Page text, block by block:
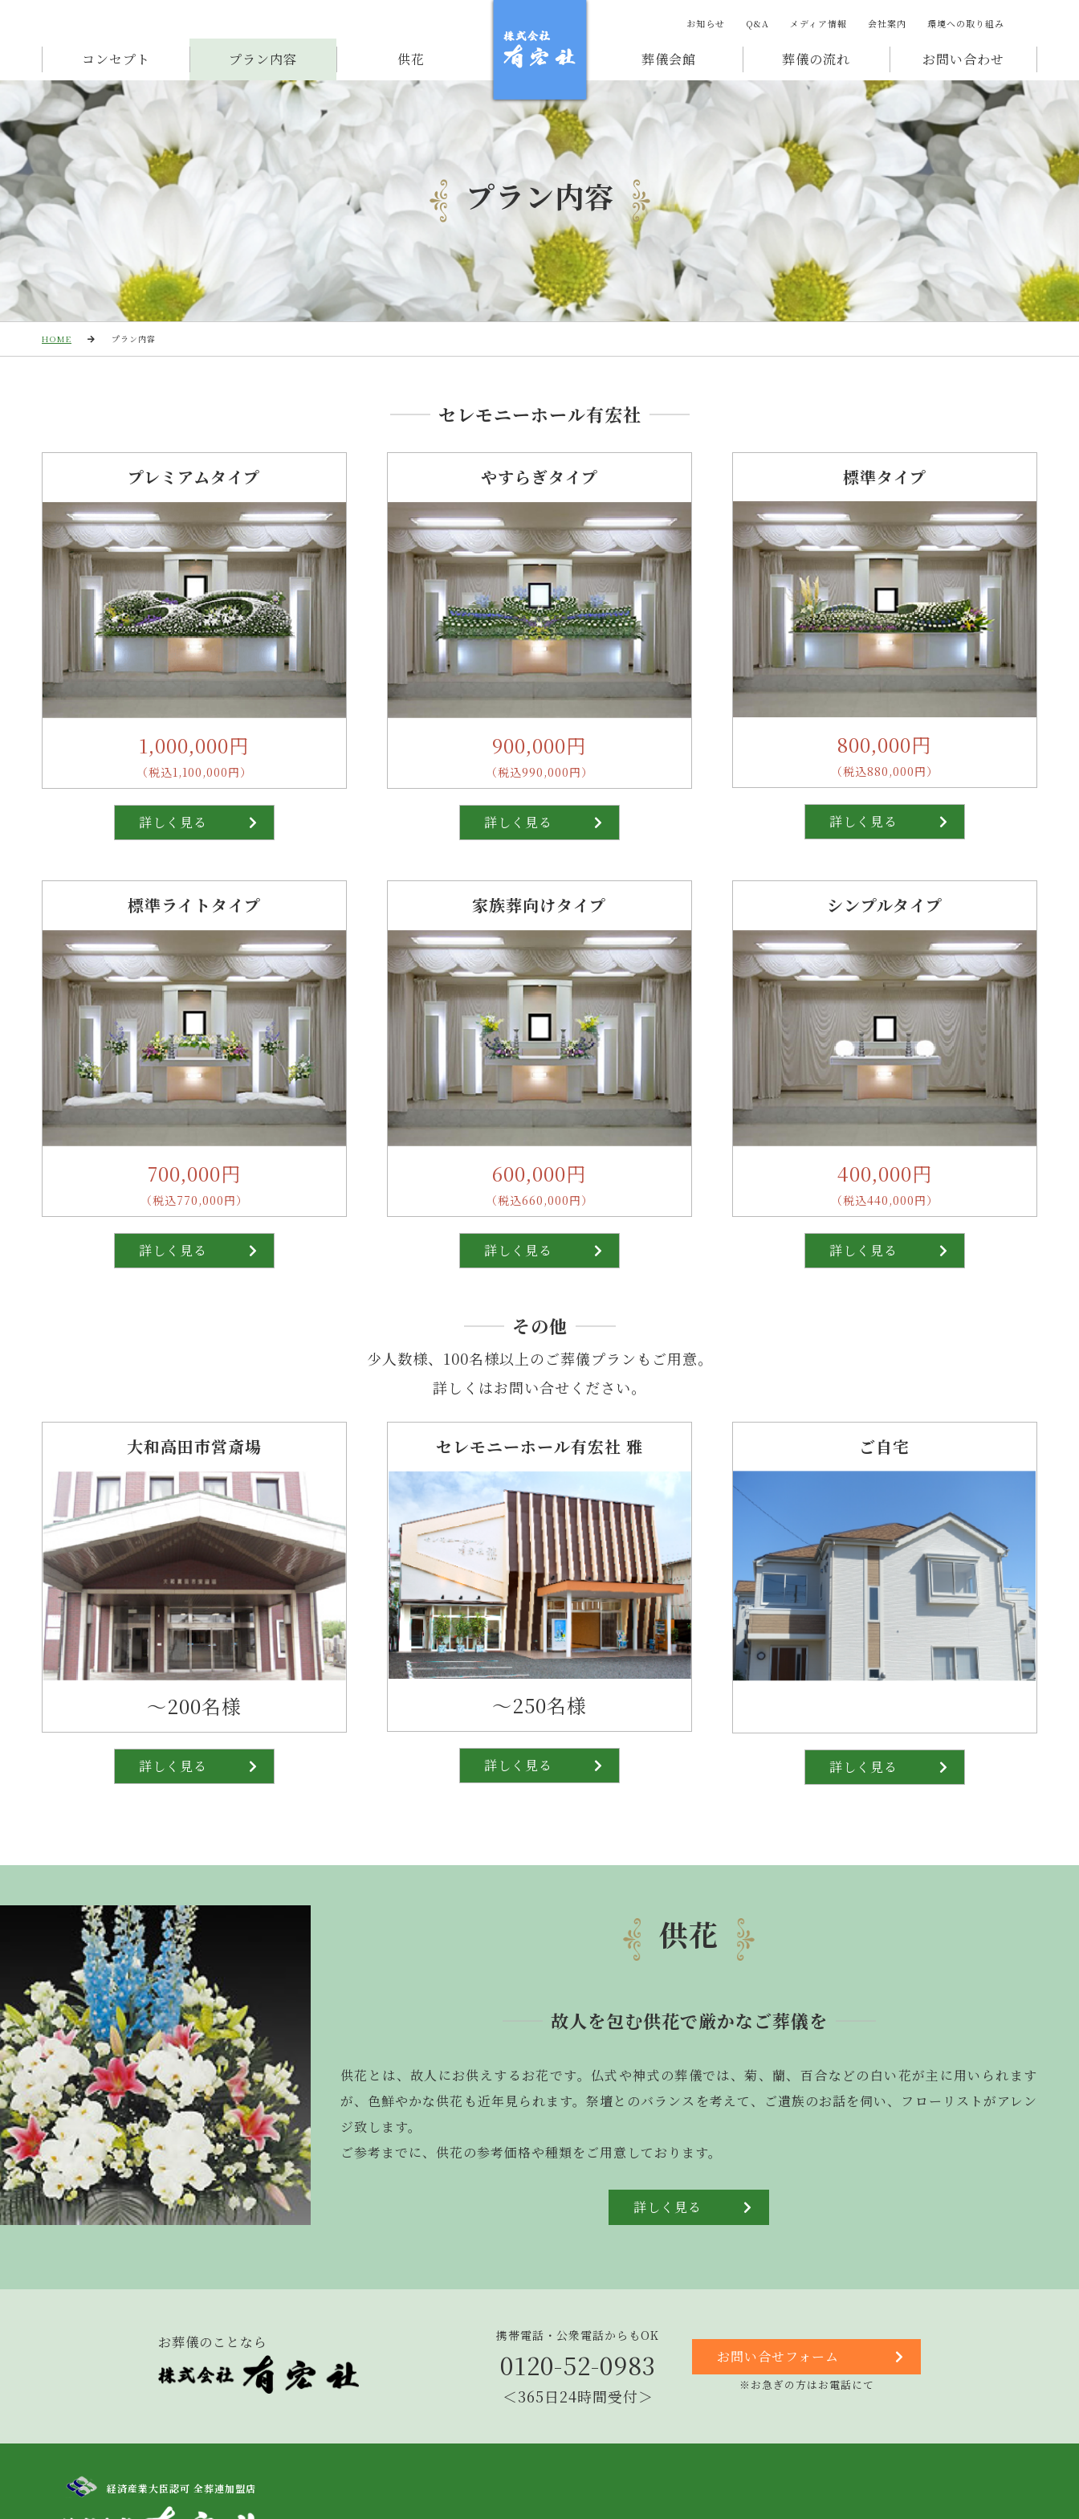
お知らせ Q&A メディア情報 会社案内 環境への取り組み
コンセプト プラン内容 供花 葬儀会館 葬儀の流れ お問い合わせ
プラン内容
HOME プラン内容
セレモニーホール有宏社
プレミアムタイプ
1,000,000円
（税込1,100,000円）
詳しく見る
やすらぎタイプ
900,000円
（税込990,000円）
詳しく見る
標準タイプ
800,000円
（税込880,000円）
詳しく見る
標準ライトタイプ
700,000円
（税込770,000円）
詳しく見る
家族葬向けタイプ
600,000円
（税込660,000円）
詳しく見る
シンプルタイプ
400,000円
（税込440,000円）
詳しく見る
その他
少人数様、100名様以上のご葬儀プランもご用意。
詳しくはお問い合せください。
大和高田市営斎場
〜200名様
詳しく見る
セレモニーホール有宏社 雅
〜250名様
詳しく見る
ご自宅
詳しく見る
供花
故人を包む供花で厳かなご葬儀を
供花とは、故人にお供えするお花です。仏式や神式の葬儀では、菊、蘭、百合などの白い花が主に用いられます
が、色鮮やかな供花も近年見られます。祭壇とのバランスを考えて、ご遺族のお話を伺い、フローリストがアレン
ジ致します。
ご参考までに、供花の参考価格や種類をご用意しております。
詳しく見る
お葬儀のことなら 携帯電話・公衆電話からもOK
0120-52-0983
＜365日24時間受付＞
お問い合せフォーム
※お急ぎの方はお電話にて
経済産業大臣認可 全葬連加盟店